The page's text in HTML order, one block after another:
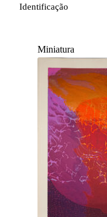
Identificação
Miniatura